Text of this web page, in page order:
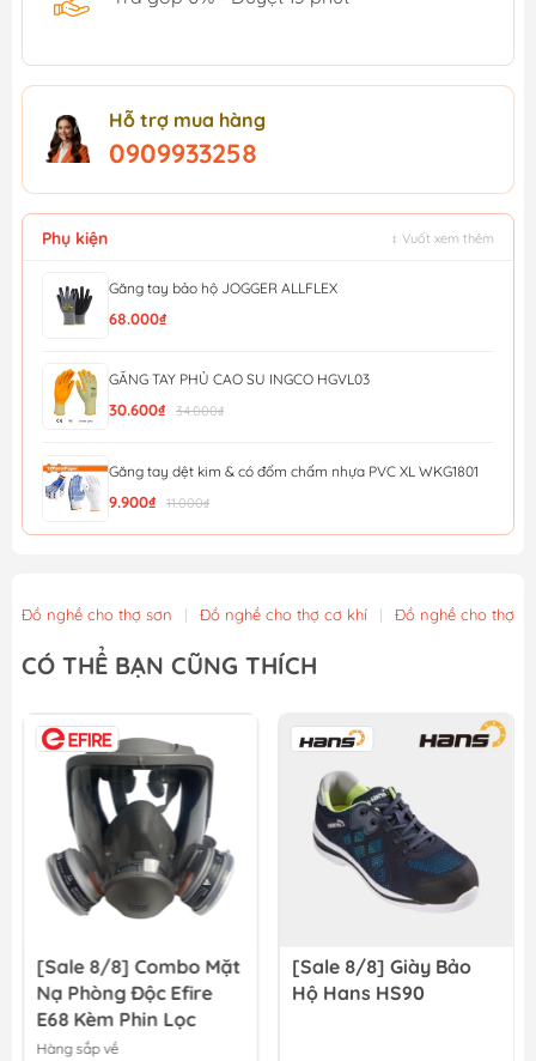
Hỗ trợ mua hàng
0909933258
Phụ kiện ↕ Vuốt xem thêm
Găng tay bảo hộ JOGGER ALLFLEX
68.000₫
GĂNG TAY PHỦ CAO SU INGCO HGVL03
30.600₫ 34.000₫
Găng tay dệt kim & có đốm chấm nhựa PVC XL WKG1801
9.900₫ 11.000₫
Găng tay phủ PU in hình XL WadFow WPG1802
12.600₫
Găng tay Nitri XL WadFow WGV2801
13.500₫ 15.000₫
Đồ nghề cho thợ sơn | Đồ nghề cho thợ cơ khí | Đồ nghề cho thợ
CÓ THỂ BẠN CŨNG THÍCH
[Sale 8/8] Combo Mặt
Nạ Phòng Độc Efire
E68 Kèm Phin Lọc
Hàng sắp về
[Sale 8/8] Giày Bảo
Hộ Hans HS90